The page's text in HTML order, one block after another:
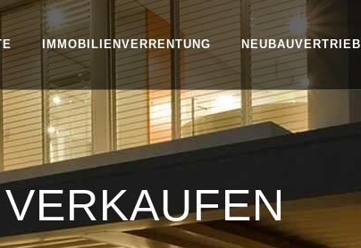
IMMOBILIENVERRENTUNG NEUBAUVERTRIEB